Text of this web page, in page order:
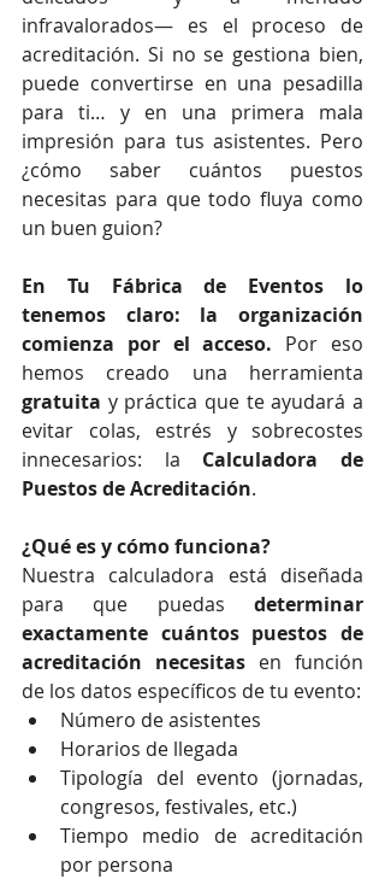
infravalorados— es el proceso de
acreditación. Si no se gestiona bien,
puede convertirse en una pesadilla
para ti… y en una primera mala
impresión para tus asistentes. Pero
¿cómo saber cuántos puestos
necesitas para que todo fluya como
un buen guion?
En Tu Fábrica de Eventos lo
tenemos claro: la organización
comienza por el acceso. Por eso
gratuita y práctica que te ayudará a
evitar colas, estrés y sobrecostes
innecesarios: la Calculadora de
Puestos de Acreditación.
¿Qué es y cómo funciona?
Nuestra calculadora está diseñada
para que puedas determinar
exactamente cuántos puestos de
acreditación necesitas en función
de los datos específicos de tu evento:
Número de asistentes
Horarios de llegada
Tipología del evento (jornadas,
congresos, festivales, etc.)
Tiempo medio de acreditación
por persona